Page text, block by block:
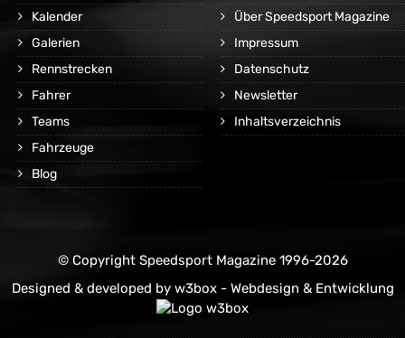
Kalender
Galerien
Rennstrecken
Fahrer
Teams
Fahrzeuge
Blog
Über Speedsport Magazine
Impressum
Datenschutz
Newsletter
Inhaltsverzeichnis
© Copyright Speedsport Magazine 1996-2026
Designed & developed by w3box - Webdesign & Entwicklung